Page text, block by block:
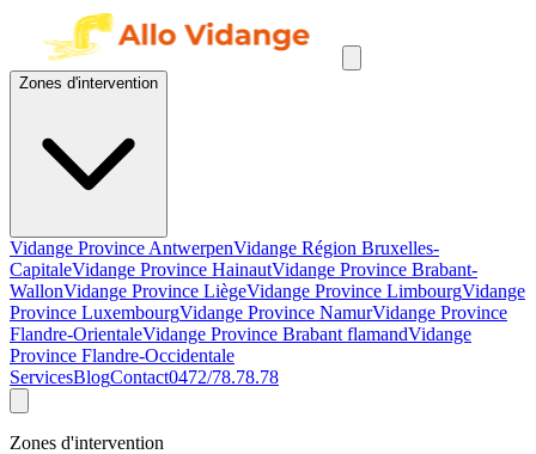
Zones d'intervention
Vidange Province AntwerpenVidange Région Bruxelles-
CapitaleVidange Province HainautVidange Province Brabant-
WallonVidange Province LiègeVidange Province LimbourgVidange
Province LuxembourgVidange Province NamurVidange Province
Flandre-OrientaleVidange Province Brabant flamandVidange
Province Flandre-Occidentale
ServicesBlogContact0472/78.78.78
Zones d'intervention